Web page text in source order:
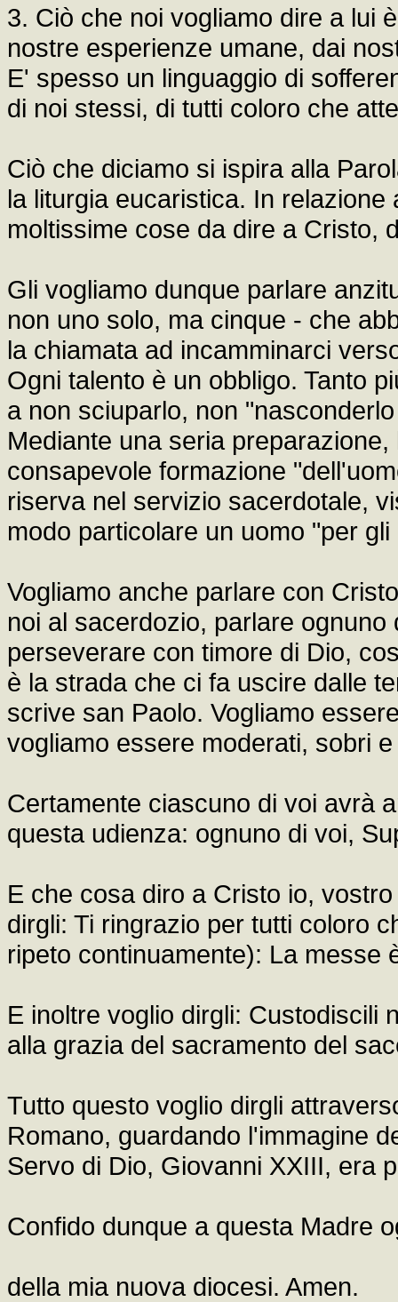
3. Ciò che noi vogliamo dire a lui
nostre esperienze umane, dai
E' spesso un linguaggio di
di noi stessi, di tutti coloro che
Ciò che diciamo si ispira alla
la liturgia eucaristica. In
moltissime cose da dire a Cristo,
Gli vogliamo dunque parlare
non uno solo, ma cinque - che
la chiamata ad incamminarci
Ogni talento è un obbligo. Tanto
a non sciuparlo, non
Mediante una seria
consapevole formazione
riserva nel servizio sacerdotale,
modo particolare un uomo "per gli
Vogliamo anche parlare con
noi al sacerdozio, parlare
perseverare con timore di Dio,
è la strada che ci fa uscire dalle
scrive san Paolo. Vogliamo
vogliamo essere moderati, sobri
Certamente ciascuno di voi avrà
questa udienza: ognuno di voi,
E che cosa diro a Cristo io,
dirgli: Ti ringrazio per tutti coloro
ripeto continuamente): La messe
E inoltre voglio dirgli: Custodiscili
alla grazia del sacramento del
Tutto questo voglio dirgli
Romano, guardando l'immagine
Servo di Dio, Giovanni XXIII, era
Confido dunque a questa Madre
della mia nuova diocesi. Amen.